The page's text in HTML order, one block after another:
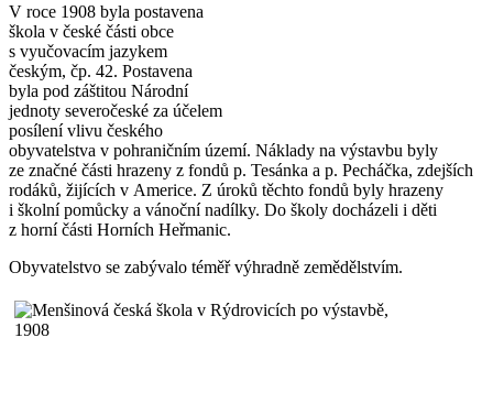
V roce 1908 byla postavena
škola v české části obce
s vyučovacím jazykem
českým, čp. 42. Postavena
byla pod záštitou Národní
jednoty severočeské za účelem
posílení vlivu českého
obyvatelstva v pohraničním území. Náklady na výstavbu byly
ze značné části hrazeny z fondů p. Tesánka a p. Pecháčka, zdejších
rodáků, žijících v Americe. Z úroků těchto fondů byly hrazeny
i školní pomůcky a vánoční nadílky. Do školy docházeli i děti
z horní části Horních Heřmanic.
Obyvatelstvo se zabývalo téměř výhradně zemědělstvím.